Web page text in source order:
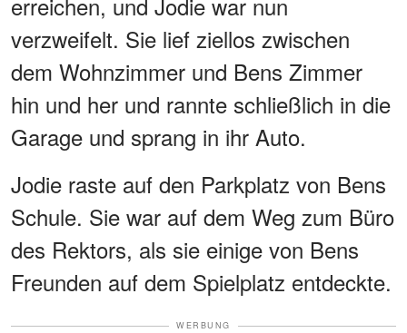
verzweifelt. Sie lief ziellos zwischen
dem Wohnzimmer und Bens Zimmer
hin und her und rannte schließlich in die
Garage und sprang in ihr Auto.
Jodie raste auf den Parkplatz von Bens
Schule. Sie war auf dem Weg zum Büro
des Rektors, als sie einige von Bens
Freunden auf dem Spielplatz entdeckte.
WERBUNG